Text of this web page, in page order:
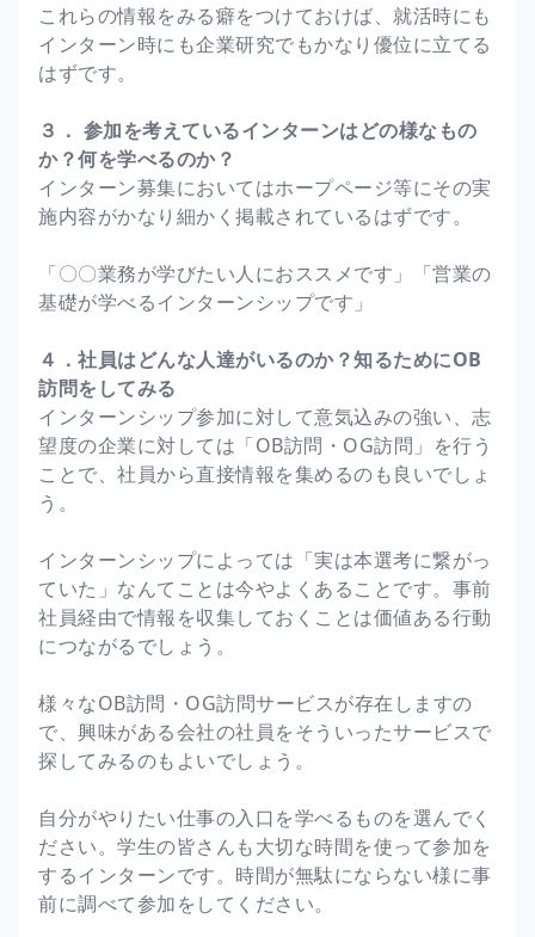
これらの情報をみる癖をつけておけば、就活時にも
インターン時にも企業研究でもかなり優位に立てる
はずです。
３． 参加を考えているインターンはどの様なもの
か？何を学べるのか？
インターン募集においてはホープページ等にその実
施内容がかなり細かく掲載されているはずです。
「〇〇業務が学びたい人におススメです」「営業の
基礎が学べるインターンシップです」
４．社員はどんな人達がいるのか？知るためにOB
訪問をしてみる
インターンシップ参加に対して意気込みの強い、志
望度の企業に対しては「OB訪問・OG訪問」を行う
ことで、社員から直接情報を集めるのも良いでしょ
う。
インターンシップによっては「実は本選考に繋がっ
ていた」なんてことは今やよくあることです。事前
社員経由で情報を収集しておくことは価値ある行動
につながるでしょう。
様々なOB訪問・OG訪問サービスが存在しますの
で、興味がある会社の社員をそういったサービスで
探してみるのもよいでしょう。
自分がやりたい仕事の入口を学べるものを選んでく
ださい。学生の皆さんも大切な時間を使って参加を
するインターンです。時間が無駄にならない様に事
前に調べて参加をしてください。